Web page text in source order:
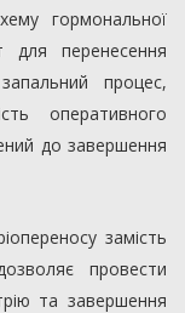
гормональної
для перенесення
процес,
оперативного
до завершення
замість
провести
та завершення